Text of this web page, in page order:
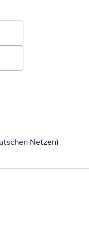
Netzen)